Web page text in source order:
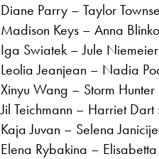
Diane Parry – Taylor
Madison Keys – Anna
Iga Swiatek – Jule
Leolia Jeanjean – Nadia
Xinyu Wang – Storm
Jil Teichmann – Harriet
Kaja Juvan – Selena
Elena Rybakina –